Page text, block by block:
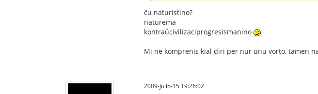
ĉu naturistino?
naturema
kontraŭcivilizaciprogresismanino
Mi ne komprenis kial diri per nur unu vorto, tamen
2009-julio-15 19:26:02